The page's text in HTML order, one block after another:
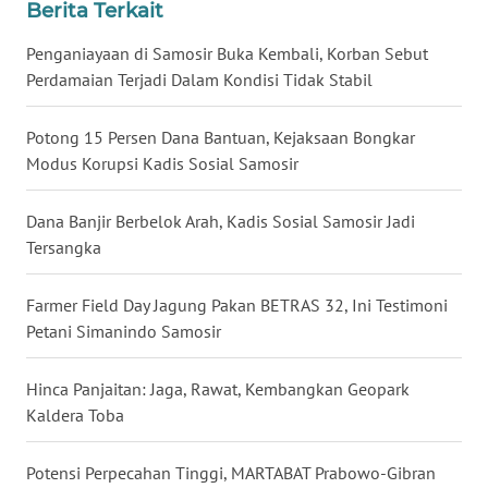
Berita Terkait
Penganiayaan di Samosir Buka Kembali, Korban Sebut
Perdamaian Terjadi Dalam Kondisi Tidak Stabil
Potong 15 Persen Dana Bantuan, Kejaksaan Bongkar
Modus Korupsi Kadis Sosial Samosir
Dana Banjir Berbelok Arah, Kadis Sosial Samosir Jadi
Tersangka
Farmer Field Day Jagung Pakan BETRAS 32, Ini Testimoni
Petani Simanindo Samosir
Hinca Panjaitan: Jaga, Rawat, Kembangkan Geopark
Kaldera Toba
Potensi Perpecahan Tinggi, MARTABAT Prabowo-Gibran
BABEL
WN
SUMBAR
WN
SUMSEL
WN
BENGKULU
WN